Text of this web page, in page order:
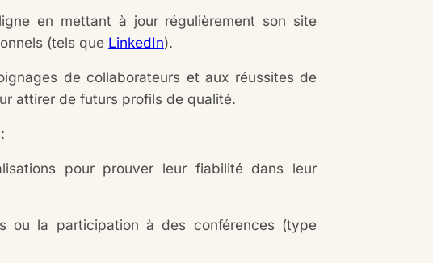
en mettant à jour régulièrement son site
(tels que LinkedIn).
de collaborateurs et aux réussites de
attirer de futurs profils de qualité.
pour prouver leur fiabilité dans leur
ou la participation à des conférences (type